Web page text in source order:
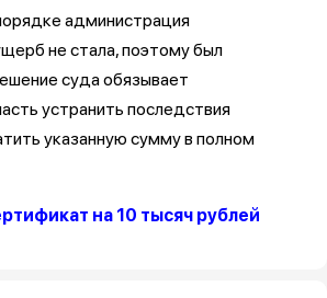
администрация
не стала, поэтому был
суда обязывает
устранить последствия
указанную сумму в полном
на 10 тысяч рублей